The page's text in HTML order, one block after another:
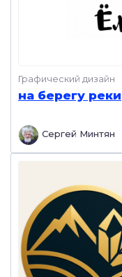
Графический дизайн
на берегу реки
Сергей Минтян